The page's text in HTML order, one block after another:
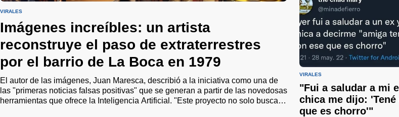
VIRALES
Imágenes increíbles: un artista
reconstruye el paso de extraterrestres
por el barrio de La Boca en 1979
El autor de las imágenes, Juan Maresca, describió a la iniciativa como una de
las "primeras noticias falsas positivas" que se generan a partir de las novedosas
herramientas que ofrece la Inteligencia Artificial. "Este proyecto no solo busca
VIRALES
"Fui a saludar a mi
chica me dijo: 'Tené
que es chorro'"